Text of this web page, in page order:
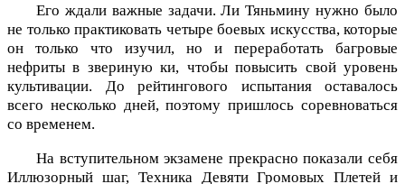
Его ждали важные задачи. Ли Тяньмину нужно было
не только практиковать четыре боевых искусства, которые
он только что изучил, но и переработать багровые
нефриты в звериную ки, чтобы повысить свой уровень
культивации. До рейтингового испытания оставалось
всего несколько дней, поэтому пришлось соревноваться
со временем.
На вступительном экзамене прекрасно показали себя
Иллюзорный шаг, Техника Девяти Громовых Плетей и